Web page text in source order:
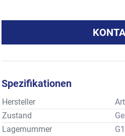
Spezifikationen
Hersteller
Zustand
Lagernummer